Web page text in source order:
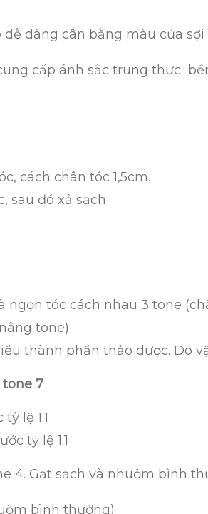
dàng cân bằng màu của
cấp ánh sắc trung thực
cách chân tóc 1,5cm.
sau đó xả sạch
tóc cách nhau 3 tone
tone)
thành phần thảo dược. Do
7
lệ 1:1
tỷ lệ 1:1
4. Gạt sạch và nhuộm bình
bình thường)